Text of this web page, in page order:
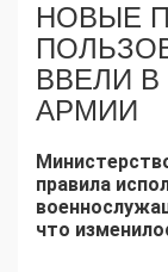
НОВЫЕ
ВВЕЛИ
АРМИИ
правила
что